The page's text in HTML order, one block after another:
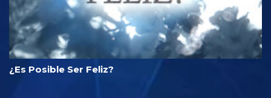
¿Es Posible Ser Feliz?